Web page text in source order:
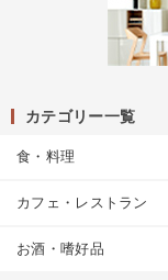
カテゴリー一覧
食・料理
カフェ・レストラン
お酒・嗜好品